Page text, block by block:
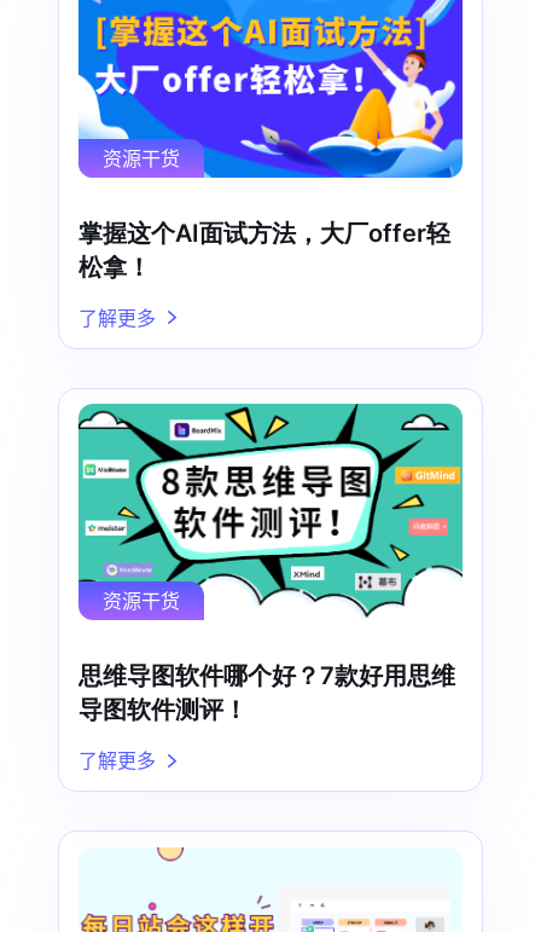
资源干货
掌握这个AI面试方法，大厂offer轻
松拿！
了解更多
资源干货
思维导图软件哪个好？7款好用思维
导图软件测评！
了解更多